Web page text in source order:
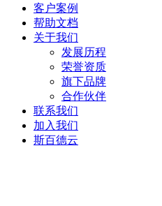
客户案例
帮助文档
关于我们
发展历程
荣誉资质
旗下品牌
合作伙伴
联系我们
加入我们
斯百德云